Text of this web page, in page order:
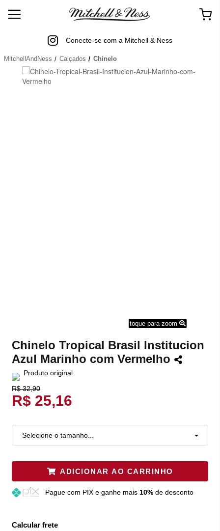
Conecte-se com a Mitchell & Ness
MitchellAndNess Calçados Chinelo
toque para zoom
Chinelo Tropical Brasil Institucion
Azul Marinho com Vermelho
Produto original
R$ 32,90
R$ 25,16
Selecione o tamanho...
ADICIONAR AO CARRINHO
Pague com PIX e ganhe mais 10%de desconto
Calcular frete